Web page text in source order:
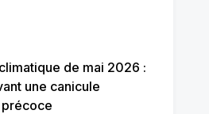
de mai 2026 :
une canicule